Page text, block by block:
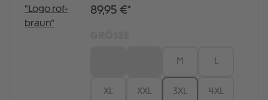
89,95 €*
M L
XL XXL 3XL 4XL